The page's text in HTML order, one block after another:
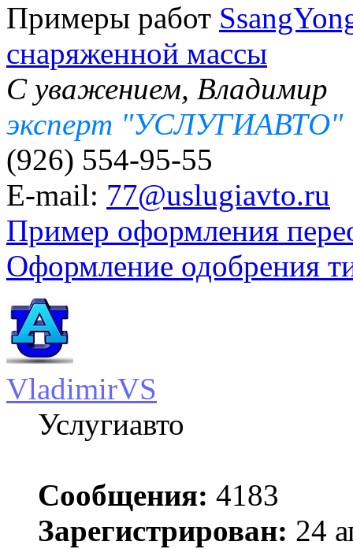
Примеры работ
снаряженной массы
С уважением, Владимир
эксперт "УСЛУГИАВТО"
(926) 554-95-55
E-mail: 77@uslugiavto.ru
Пример оформления
Оформление одобрения
VladimirVS
Услугиавто
Сообщения: 4183
Зарегистрирован: 24